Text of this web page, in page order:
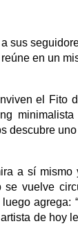
sus
en un
el Fito
descubre
a sí mismo
se vuelve
agrega:
de hoy